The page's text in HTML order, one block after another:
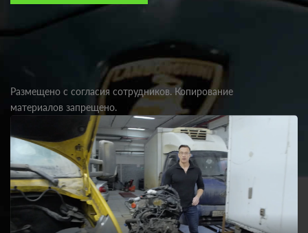
Размещено с согласия сотрудников. Копирование
материалов запрещено.